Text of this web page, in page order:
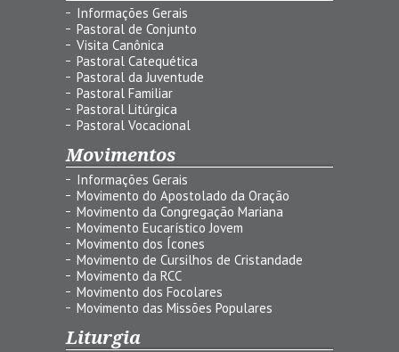
Informações Gerais
Pastoral de Conjunto
Visita Canônica
Pastoral Catequética
Pastoral da Juventude
Pastoral Familiar
Pastoral Litúrgica
Pastoral Vocacional
Movimentos
Informações Gerais
Movimento do Apostolado da Oração
Movimento da Congregação Mariana
Movimento Eucarístico Jovem
Movimento dos Ícones
Movimento de Cursilhos de Cristandade
Movimento da RCC
Movimento dos Focolares
Movimento das Missões Populares
Liturgia